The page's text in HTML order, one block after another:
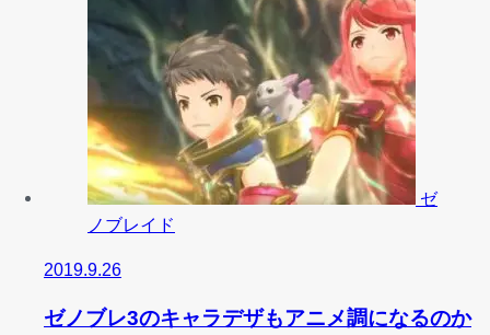
ゼ
ノブレイド
2019.9.26
ゼノブレ3のキャラデザもアニメ調になるのか